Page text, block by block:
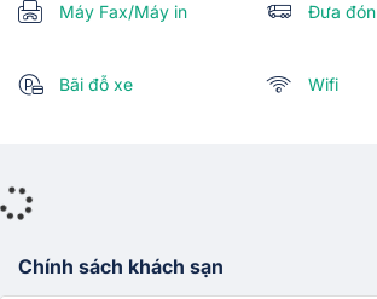
Máy Fax/Máy in Đưa
Bãi đỗ xe Wifi
Chính sách khách sạn